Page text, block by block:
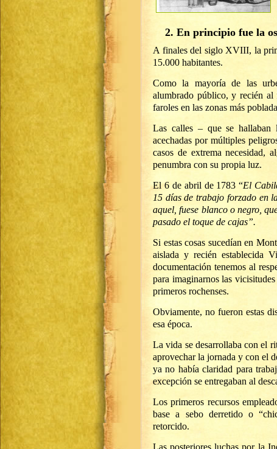
2. En principio fue la
A finales del siglo XVIII, la
15.000 habitantes.
Como la mayoría de las
alumbrado público, y recién al
faroles en las zonas más
Las calles – que se hallaban
acechadas por múltiples
casos de extrema necesidad,
penumbra con su propia luz.
El 6 de abril de 1783 “El
15 días de trabajo forzado en
aquel, fuese blanco o negro,
pasado el toque de cajas”.
Si estas cosas sucedían en
aislada y recién establecida
documentación tenemos al
para imaginarnos las
primeros rochenses.
Obviamente, no fueron estas
esa época.
La vida se desarrollaba con el
aprovechar la jornada y con el
ya no había claridad para
excepción se entregaban al
Los primeros recursos
base a sebo derretido o
retorcido.
Las posteriores luchas por la